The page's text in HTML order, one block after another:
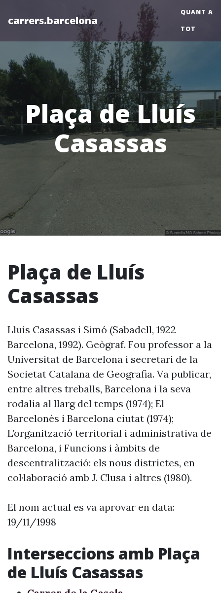
carrers.barcelona
QUANT A
TOT
Plaça de Lluís
Casassas
Plaça de Lluís
Casassas
Lluís Casassas i Simó (Sabadell, 1922 -
Barcelona, 1992). Geògraf. Fou professor a la
Universitat de Barcelona i secretari de la
Societat Catalana de Geografia. Va publicar,
entre altres treballs, Barcelona i la seva
rodalia al llarg del temps (1974); El
Barcelonès i Barcelona ciutat (1974);
L’organització territorial i administrativa de
Barcelona, i Funcions i àmbits de
descentralització: els nous districtes, en
col·laboració amb J. Clusa i altres (1980).
El nom actual es va aprovar en data:
19/11/1998
Interseccions amb Plaça
de Lluís Casassas